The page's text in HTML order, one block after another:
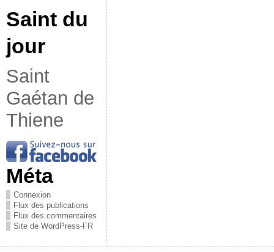
Saint du
jour
Saint
Gaétan de
Thiene
Méta
Connexion
Flux des publications
Flux des commentaires
Site de WordPress-FR